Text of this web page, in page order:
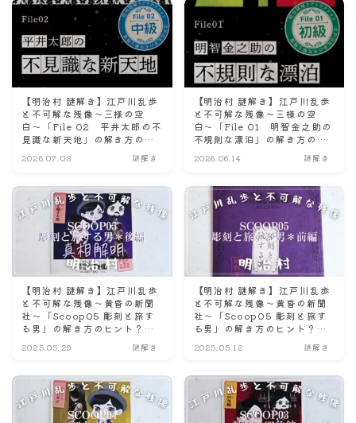
【明治村 謎解き】江戸川乱歩
と不可解な残像～三様の空
白〜「File 02 平井太郎の不
見識な新天地」の解き方のヒ
ント？とネタバレにならない
程度の感想。
2026.07.03 謎解き
【明治村 謎解き】江戸川乱歩
と不可解な残像～三様の空
白〜「File 01 明智金之助の
不規則な漂泊」の解き方のヒ
ント？とネタバレにならない
程度の感想。
2026.06.14 謎解き
【明治村 謎解き】江戸川乱歩
と不可解な残像～黄昏の新聞
社〜「Scoop05 彫刻と旅す
る男」の解き方のヒント？と
想。☆後半戦☆
2025.05.29 謎解き
【明治村 謎解き】江戸川乱歩
と不可解な残像～黄昏の新聞
社〜「Scoop05 彫刻と旅す
る男」の解き方のヒント？と
想。☆前半戦☆
2025.05.12 謎解き